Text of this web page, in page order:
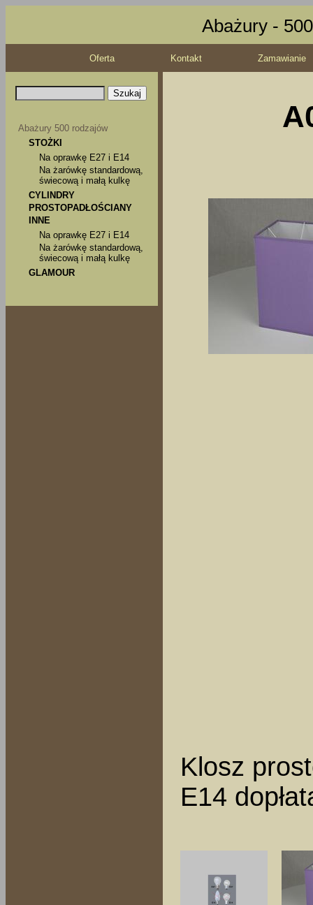
Abażury -
Oferta Kontakt Zamawianie
Abażury 500 rodzajów
STOŻKI
Na oprawkę E27 i E14
Na żarówkę standardową,
świecową i małą kulkę
CYLINDRY
PROSTOPADŁOŚCIANY
INNE
Na oprawkę E27 i E14
Na żarówkę standardową,
świecową i małą kulkę
GLAMOUR
Klosz
E14